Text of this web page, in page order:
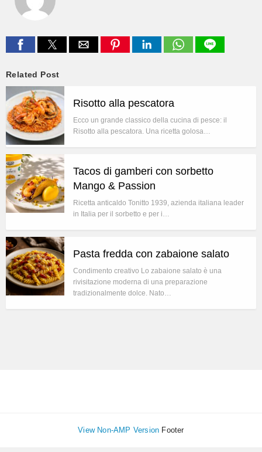
Related Post
Risotto alla pescatora
Ecco un grande classico della cucina di pesce: il
Risotto alla pescatora. Una ricetta golosa…
Tacos di gamberi con sorbetto
Mango & Passion
Ricetta anticaldo Tonitto 1939, azienda italiana leader
in Italia per il sorbetto e per i…
Pasta fredda con zabaione salato
Condimento creativo Lo zabaione salato è una
rivisitazione moderna di una preparazione
tradizionalmente dolce. Nato…
View Non-AMP Version Footer